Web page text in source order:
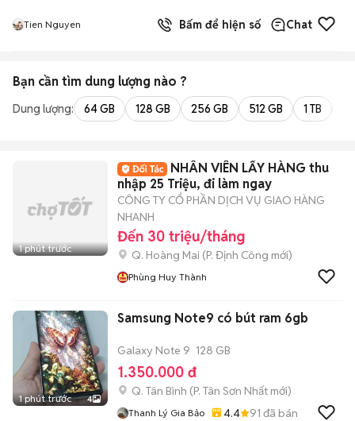
Tien Nguyen Bấm để hiện số Chat
Bạn cần tìm dung lượng nào ?
Dung lượng: 64 GB 128 GB 256 GB 512 GB 1 TB
1 phút trước
NHÂN VIÊN LẤY HÀNG thu
nhập 25 Triệu, đi làm ngay
CÔNG TY CỔ PHẦN DỊCH VỤ GIAO HÀNG
NHANH
Đến 30 triệu/tháng
Q. Hoàng Mai (P. Định Công mới)
Phùng Huy Thành
1 phút trước 4
Samsung Note9 có bút ram 6gb
Galaxy Note 9 128 GB
1.350.000 đ
Q. Tân Bình (P. Tân Sơn Nhất mới)
Thanh Lý Gia Bảo 4.4 91 đã bán